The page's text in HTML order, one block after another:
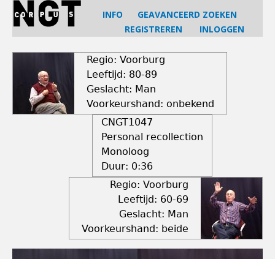
Jump
navigation
INFO
GEAVANCEERD ZOEKEN
REGISTREREN
INLOGGEN
Regio: Voorburg
Leeftijd: 80-89
Geslacht: Man
Voorkeurshand: onbekend
CNGT1047
Personal recollection
Monoloog
Duur: 0:36
Regio: Voorburg
Leeftijd: 60-69
Geslacht: Man
Voorkeurshand: beide